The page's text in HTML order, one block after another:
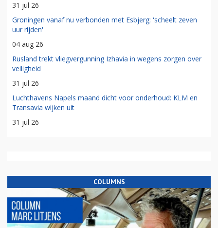
31 jul 26
Groningen vanaf nu verbonden met Esbjerg: 'scheelt zeven
uur rijden'
04 aug 26
Rusland trekt vliegvergunning Izhavia in wegens zorgen over
veiligheid
31 jul 26
Luchthavens Napels maand dicht voor onderhoud: KLM en
Transavia wijken uit
31 jul 26
COLUMNS